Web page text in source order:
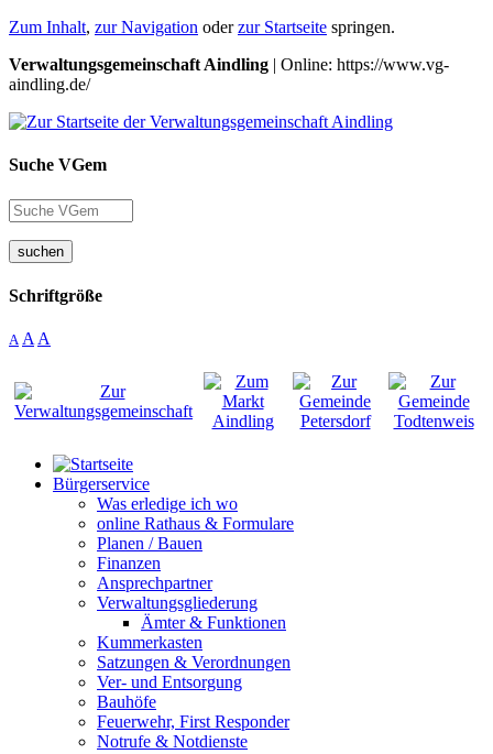
Zum Inhalt, zur Navigation oderzur Startseite springen.
Verwaltungsgemeinschaft Aindling | Online: https://www.vg-
aindling.de/
Suche VGem
suchen
Schriftgröße
A A A
Bürgerservice
Was erledige ich wo
online Rathaus & Formulare
Planen / Bauen
Finanzen
Ansprechpartner
Verwaltungsgliederung
Ämter & Funktionen
Kummerkasten
Satzungen & Verordnungen
Ver- und Entsorgung
Bauhöfe
Feuerwehr, First Responder
Notrufe & Notdienste